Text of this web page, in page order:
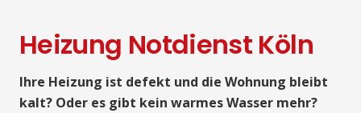
Heizung Notdienst Köln
Ihre Heizung ist defekt und die Wohnung bleibt
kalt? Oder es gibt kein warmes Wasser mehr?